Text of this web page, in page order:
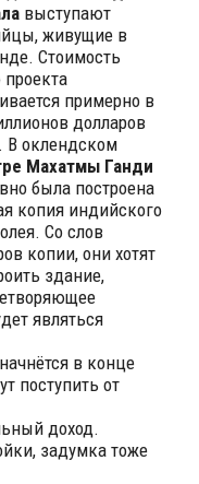
выступают
живущие в
Стоимость
проекта
примерно в
долларов
оклендском
Махатмы Ганди
была построена
копия индийского
Со слов
копии, они хотят
здание,
являться
в конце
поступить от
доход.
задумка тоже